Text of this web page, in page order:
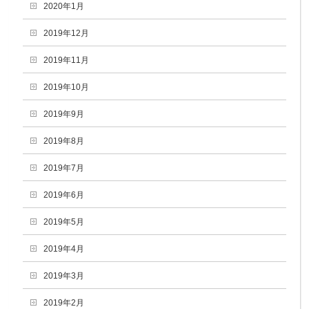
2020年1月
2019年12月
2019年11月
2019年10月
2019年9月
2019年8月
2019年7月
2019年6月
2019年5月
2019年4月
2019年3月
2019年2月